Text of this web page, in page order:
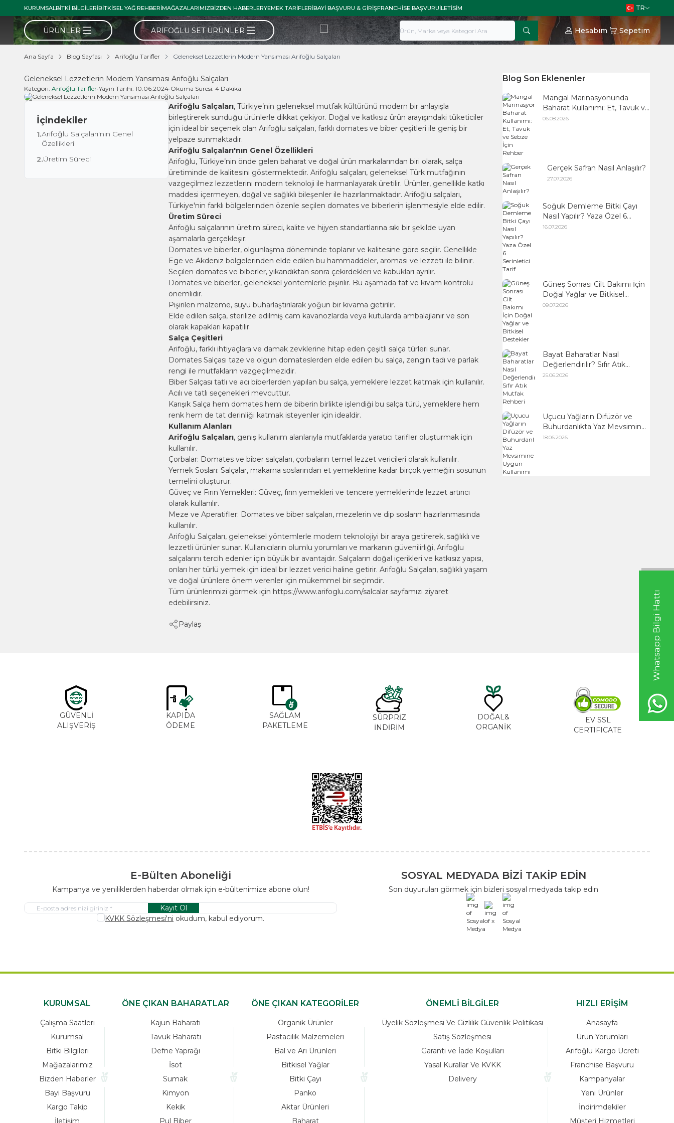
Whatsapp Bilgi Hattı
KURUMSALBITKI BILGILERIBITKISEL YAĞ REHBERIMAĞAZALARIMIZBIZDEN HABERLERYEMEK TARIFLERIBAYI BAŞVURU & GIRIŞFRANCHISE BAŞVURUİLETISIM TR
ÜRÜNLER ARIFOĞLU SET ÜRÜNLER Hesabım Sepetim
Ana Sayfa Blog Sayfası Arifoğlu Tarifler Geleneksel Lezzetlerin Modern Yansıması Arifoğlu Salçaları
Geleneksel Lezzetlerin Modern Yansıması Arifoğlu Salçaları
Kategori: Arifoğlu Tarifler•Yayın Tarihi: 10.06.2024• Okuma Süresi: 4 Dakika
İçindekiler
1.Arifoğlu Salçaları'nın Genel
Özellikleri
2.Üretim Süreci
Arifoğlu Salçaları, Türkiye’nin geleneksel mutfak kültürünü modern bir anlayışla
birleştirerek sunduğu ürünlerle dikkat çekiyor. Doğal ve katkısız ürün arayışındaki tüketiciler
için ideal bir seçenek olan Arifoğlu salçaları, farklı domates ve biber çeşitleri ile geniş bir
yelpaze sunmaktadır.
Arifoğlu Salçaları'nın Genel Özellikleri
Arifoğlu, Türkiye’nin önde gelen baharat ve doğal ürün markalarından biri olarak, salça
üretiminde de kalitesini göstermektedir. Arifoğlu salçaları, geleneksel Türk mutfağının
vazgeçilmez lezzetlerini modern teknoloji ile harmanlayarak üretilir. Ürünler, genellikle katkı
maddesi içermeyen, doğal ve sağlıklı bileşenler ile hazırlanmaktadır. Arifoğlu salçaları,
Türkiye'nin farklı bölgelerinden özenle seçilen domates ve biberlerin işlenmesiyle elde edilir.
Üretim Süreci
Arifoğlu salçalarının üretim süreci, kalite ve hijyen standartlarına sıkı bir şekilde uyan
aşamalarla gerçekleşir:
Domates ve biberler, olgunlaşma döneminde toplanır ve kalitesine göre seçilir. Genellikle
Ege ve Akdeniz bölgelerinden elde edilen bu hammaddeler, aroması ve lezzeti ile bilinir.
Seçilen domates ve biberler, yıkandıktan sonra çekirdekleri ve kabukları ayrılır.
Domates ve biberler, geleneksel yöntemlerle pişirilir. Bu aşamada tat ve kıvam kontrolü
önemlidir.
Pişirilen malzeme, suyu buharlaştırılarak yoğun bir kıvama getirilir.
Elde edilen salça, sterilize edilmiş cam kavanozlarda veya kutularda ambalajlanır ve son
olarak kapakları kapatılır.
Salça Çeşitleri
Arifoğlu, farklı ihtiyaçlara ve damak zevklerine hitap eden çeşitli salça türleri sunar.
Domates Salçası taze ve olgun domateslerden elde edilen bu salça, zengin tadı ve parlak
rengi ile mutfakların vazgeçilmezidir.
Biber Salçası tatlı ve acı biberlerden yapılan bu salça, yemeklere lezzet katmak için kullanılır.
Acılı ve tatlı seçenekleri mevcuttur.
Karışık Salça hem domates hem de biberin birlikte işlendiği bu salça türü, yemeklere hem
renk hem de tat derinliği katmak isteyenler için idealdir.
Kullanım Alanları
Arifoğlu Salçaları, geniş kullanım alanlarıyla mutfaklarda yaratıcı tarifler oluşturmak için
kullanılır.
Çorbalar: Domates ve biber salçaları, çorbaların temel lezzet vericileri olarak kullanılır.
Yemek Sosları: Salçalar, makarna soslarından et yemeklerine kadar birçok yemeğin sosunun
temelini oluşturur.
Güveç ve Fırın Yemekleri: Güveç, fırın yemekleri ve tencere yemeklerinde lezzet artırıcı
olarak kullanılır.
Meze ve Aperatifler: Domates ve biber salçaları, mezelerin ve dip sosların hazırlanmasında
kullanılır.
Arifoğlu Salçaları, geleneksel yöntemlerle modern teknolojiyi bir araya getirerek, sağlıklı ve
lezzetli ürünler sunar. Kullanıcıların olumlu yorumları ve markanın güvenilirliği, Arifoğlu
salçalarını tercih edenler için büyük bir avantajdır. Salçaların doğal içerikleri ve katkısız yapısı,
onları her türlü yemek için ideal bir lezzet verici haline getirir. Arifoğlu Salçaları, sağlıklı yaşam
ve doğal ürünlere önem verenler için mükemmel bir seçimdir.
Tüm ürünlerimizi görmek için https://www.arifoglu.com/salcalar sayfamızı ziyaret
edebilirsiniz.
Paylaş
Blog Son Eklenenler
Mangal Marinasyonunda
Baharat Kullanımı: Et, Tavuk ve
Sebze İçin Rehber
06.08.2026
Gerçek Safran Nasıl Anlaşılır?
27.07.2026
Soğuk Demleme Bitki Çayı
Nasıl Yapılır? Yaza Özel 6
Serinletici Tarif
16.07.2026
Güneş Sonrası Cilt Bakımı İçin
Doğal Yağlar ve Bitkisel
Destekler
09.07.2026
Bayat Baharatlar Nasıl
Değerlendirilir? Sıfır Atık
Mutfak Rehberi
25.06.2026
Uçucu Yağların Difüzör ve
Buhurdanlıkta Yaz Mevsimine
Uygun Kullanımı
18.06.2026
GÜVENLİ
ALIŞVERİŞ
KAPIDA
ÖDEME
SAĞLAM
PAKETLEME
SÜRPRİZ
İNDİRİM
DOĞAL&
ORGANİK
EV SSL
CERTIFICATE
E-Bülten Aboneliği
Kampanya ve yeniliklerden haberdar olmak için e-bültenimize abone olun!
Kayıt Ol
KVKK Sözleşmesi'ni okudum, kabul ediyorum.
SOSYAL MEDYADA BİZİ TAKİP EDİN
Son duyuruları görmek için bizleri sosyal medyada takip edin
x
KURUMSAL
Çalışma Saatleri
Kurumsal
Bitki Bilgileri
Mağazalarımız
Bizden Haberler
Bayi Başvuru
Kargo Takip
İletişim
ÖNE ÇIKAN BAHARATLAR
Kajun Baharatı
Tavuk Baharatı
Defne Yaprağı
İsot
Sumak
Kimyon
Kekik
Pul Biber
ÖNE ÇIKAN KATEGORİLER
Organik Ürünler
Pastacılık Malzemeleri
Bal ve Arı Ürünleri
Bitkisel Yağlar
Bitki Çayı
Panko
Aktar Ürünleri
Baharat
ÖNEMLİ BİLGİLER
Üyelik Sözleşmesi Ve Gizlilik Güvenlik Politikası
Satış Sözleşmesi
Garanti ve İade Koşulları
Yasal Kurallar Ve KVKK
Delivery
HIZLI ERİŞİM
Anasayfa
Ürün Yorumları
Arifoğlu Kargo Ücreti
Franchise Başvuru
Kampanyalar
Yeni Ürünler
İndirimdekiler
Müşteri Hizmetleri